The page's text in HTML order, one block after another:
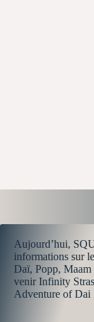
Aujourd’hui,
informations sur
Daï, Popp, Maam
venir Infinity
Adventure of Dai